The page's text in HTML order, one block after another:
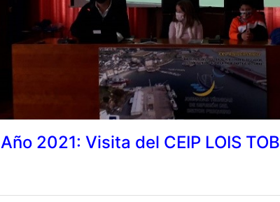
Año 2021: Visita del CEIP LOIS